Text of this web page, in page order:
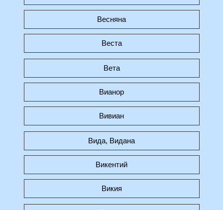
Весняна
Веста
Вета
Вианор
Вивиан
Вида, Видана
Викентий
Викия